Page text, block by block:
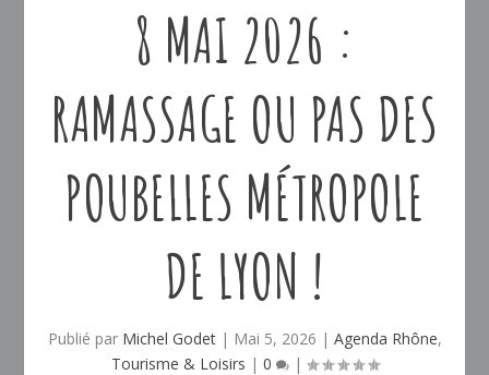
8 MAI 2026 :
RAMASSAGE OU PAS DES
POUBELLES MÉTROPOLE
DE LYON !
Publié par Michel Godet| Mai 5, 2026 | Agenda Rhône,
Tourisme & Loisirs | 0 |